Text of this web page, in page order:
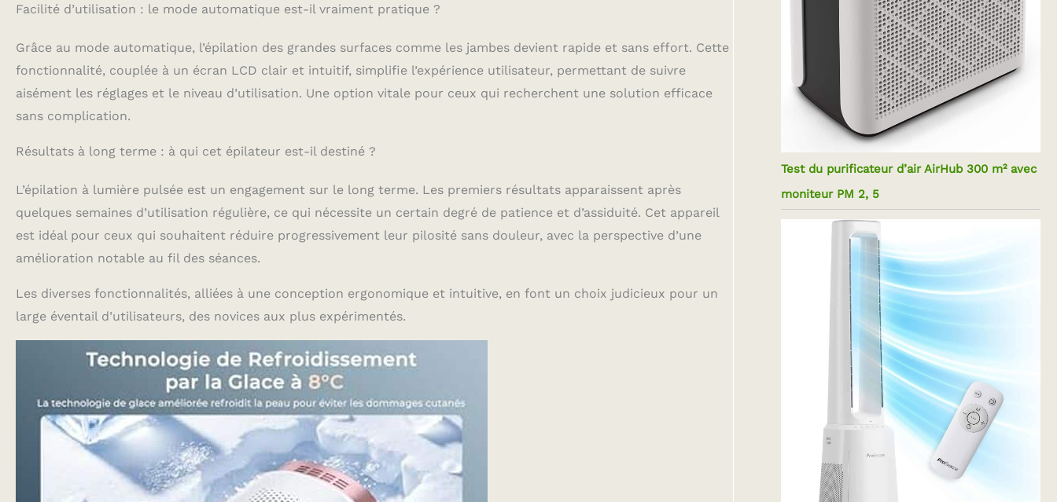
Facilité d’utilisation : le mode automatique est-il vraiment pratique ?
Grâce au mode automatique, l’épilation des grandes surfaces comme les jambes devient rapide et sans effort. Cette
fonctionnalité, couplée à un écran LCD clair et intuitif, simplifie l’expérience utilisateur, permettant de suivre
aisément les réglages et le niveau d’utilisation. Une option vitale pour ceux qui recherchent une solution efficace
sans complication.
Résultats à long terme : à qui cet épilateur est-il destiné ?
L’épilation à lumière pulsée est un engagement sur le long terme. Les premiers résultats apparaissent après
quelques semaines d’utilisation régulière, ce qui nécessite un certain degré de patience et d’assiduité. Cet appareil
est idéal pour ceux qui souhaitent réduire progressivement leur pilosité sans douleur, avec la perspective d’une
amélioration notable au fil des séances.
Les diverses fonctionnalités, alliées à une conception ergonomique et intuitive, en font un choix judicieux pour un
large éventail d’utilisateurs, des novices aux plus expérimentés.
Test du purificateur d’air AirHub 300 m² avec
moniteur PM 2, 5